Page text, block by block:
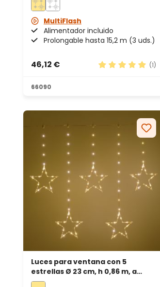
MultiFlash
Alimentador incluido
Prolongable hasta 15,2 m (3 uds.)
46,12 €
(1)
66090
Luces para ventana con 5
estrellas Ø 23 cm, h 0,86 m, a
pilas, 80 microled blanco cálido,